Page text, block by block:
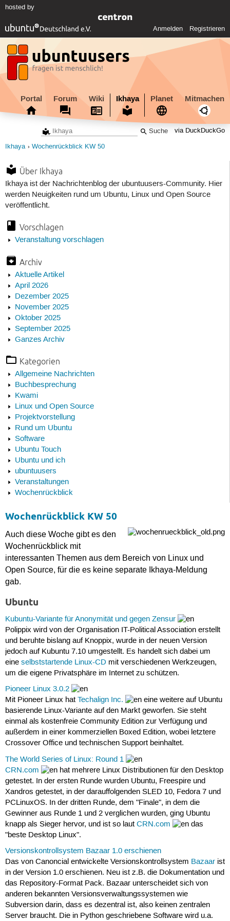
hosted by
Anmelden Registrieren
Portal Forum Wiki Ikhaya Planet Mitmachen
via DuckDuckGo
Ikhaya Wochenrückblick KW 50
Über Ikhaya
Ikhaya ist der Nachrichtenblog der ubuntuusers-Community. Hier
werden Neuigkeiten rund um Ubuntu, Linux und Open Source
veröffentlicht.
Vorschlagen
Veranstaltung vorschlagen
Archiv
Aktuelle Artikel
April 2026
Dezember 2025
November 2025
Oktober 2025
September 2025
Ganzes Archiv
Kategorien
Allgemeine Nachrichten
Buchbesprechung
Kwami
Linux und Open Source
Projektvorstellung
Rund um Ubuntu
Software
Ubuntu Touch
Ubuntu und ich
ubuntuusers
Veranstaltungen
Wochenrückblick
Wochenrückblick KW 50
Auch diese Woche gibt es den
Wochenrückblick mit
interessanten Themen aus dem Bereich von Linux und
Open Source, für die es keine separate Ikhaya-Meldung
gab.
Ubuntu
Kubuntu-Variante für Anonymität und gegen Zensur
Polippix wird von der Organisation IT-Political Association erstellt
und beruhte bislang auf Knoppix, wurde in der neuen Version
jedoch auf Kubuntu 7.10 umgestellt. Es handelt sich dabei um
eine selbststartende Linux-CD mit verschiedenen Werkzeugen,
um die eigene Privatsphäre im Internet zu schützen.
Pioneer Linux 3.0.2
Mit Pioneer Linux hat Techalign Inc.
eine weitere auf Ubuntu
basierende Linux-Variante auf den Markt geworfen. Sie steht
einmal als kostenfreie Community Edition zur Verfügung und
außerdem in einer kommerziellen Boxed Edition, wobei letztere
Crossover Office und technischen Support beinhaltet.
The World Series of Linux: Round 1
CRN.com
hat mehrere Linux Distributionen für den Desktop
getestet. In der ersten Runde wurden Ubuntu, Freespire und
Xandros getestet, in der darauffolgenden SLED 10, Fedora 7 und
PCLinuxOS. In der dritten Runde, dem "Finale", in dem die
Gewinner aus Runde 1 und 2 verglichen wurden, ging Ubuntu
knapp als Sieger hervor, und ist so laut CRN.com
das
"beste Desktop Linux".
Versionskontrollsystem Bazaar 1.0 erschienen
Das von Canoncial entwickelte Versionskontrollsystem Bazaarist
in der Version 1.0 erschienen. Neu ist z.B. die Dokumentation und
das Repository-Format Pack. Bazaar unterscheidet sich von
anderen bekannten Versionsverwaltungssystemen wie
Subversion darin, dass es dezentral ist, also keinen zentralen
Server braucht. Die in Python geschriebene Software wird u.a.